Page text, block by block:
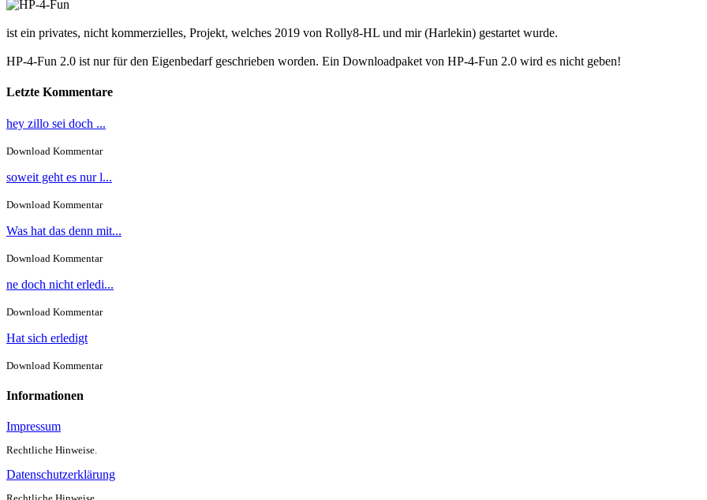
ist ein privates, nicht kommerzielles, Projekt, welches 2019 von Rolly8-HL und mir (Harlekin) gestartet wurde.
HP-4-Fun 2.0 ist nur für den Eigenbedarf geschrieben worden. Ein Downloadpaket von HP-4-Fun 2.0 wird es nicht geben!
Letzte Kommentare
hey zillo sei doch ...
Download Kommentar
soweit geht es nur l...
Download Kommentar
Was hat das denn mit...
Download Kommentar
ne doch nicht erledi...
Download Kommentar
Hat sich erledigt
Download Kommentar
Informationen
Impressum
Rechtliche Hinweise.
Datenschutzerklärung